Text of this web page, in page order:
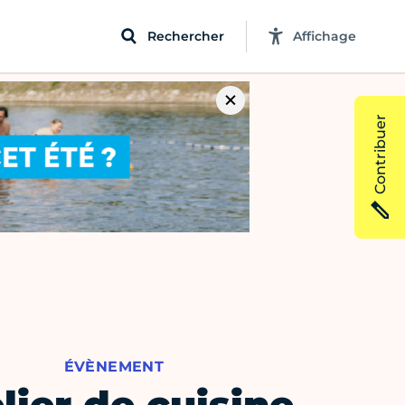
Rechercher Affichage
ÉVÈNEMENT
Contribuer